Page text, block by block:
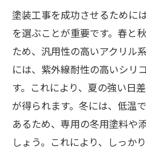
塗装工事を成功させるために
を選ぶことが重要です。春と
ため、汎用性の高いアクリル
には、紫外線耐性の高いシリ
す。これにより、夏の強い日
が得られます。冬には、低温
あるため、専用の冬用塗料や
しょう。これにより、しっか